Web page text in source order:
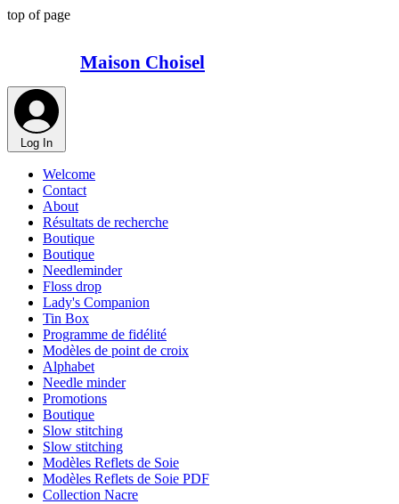
top of page
Maison Choisel
Log In
Welcome
Contact
About
Résultats de recherche
Boutique
Boutique
Needleminder
Floss drop
Lady's Companion
Tin Box
Programme de fidélité
Modèles de point de croix
Alphabet
Needle minder
Promotions
Boutique
Slow stitching
Slow stitching
Modèles Reflets de Soie
Modèles Reflets de Soie PDF
Collection Nacre